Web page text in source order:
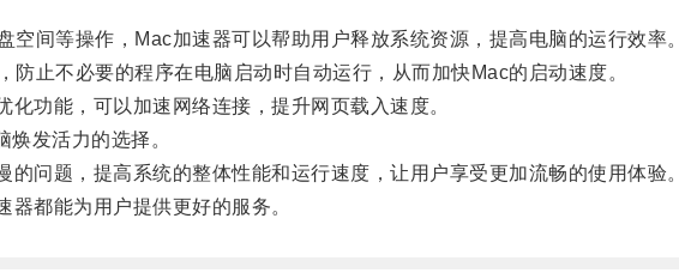
间等操作，Mac加速器可以帮助用户释放系统资源，提高电脑的运行效率。
止不必要的程序在电脑启动时自动运行，从而加快Mac的启动速度。
功能，可以加速网络连接，提升网页载入速度。
发活力的选择。
问题，提高系统的整体性能和运行速度，让用户享受更加流畅的使用体验。
都能为用户提供更好的服务。